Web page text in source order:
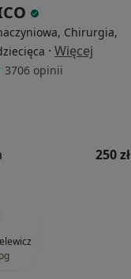
Chirurgia,
· Więcej
3706 opinii
250 zł